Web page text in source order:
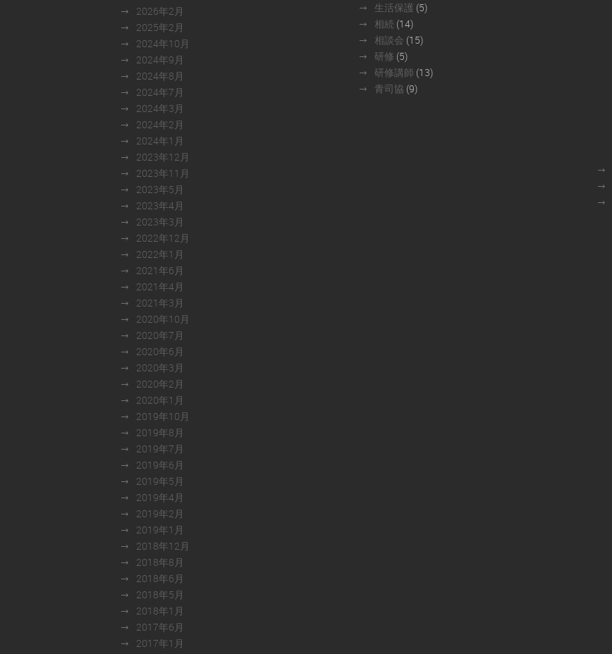
2026年2月
2025年2月
2024年10月
2024年9月
2024年8月
2024年7月
2024年3月
2024年2月
2024年1月
2023年12月
2023年11月
2023年5月
2023年4月
2023年3月
2022年12月
2022年1月
2021年6月
2021年4月
2021年3月
2020年10月
2020年7月
2020年6月
2020年3月
2020年2月
2020年1月
2019年10月
2019年8月
2019年7月
2019年6月
2019年5月
2019年4月
2019年2月
2019年1月
2018年12月
2018年8月
2018年6月
2018年5月
2018年1月
2017年6月
2017年1月
生活保護 (5)
相続 (14)
相談会 (15)
研修 (5)
研修講師 (13)
青司協 (9)